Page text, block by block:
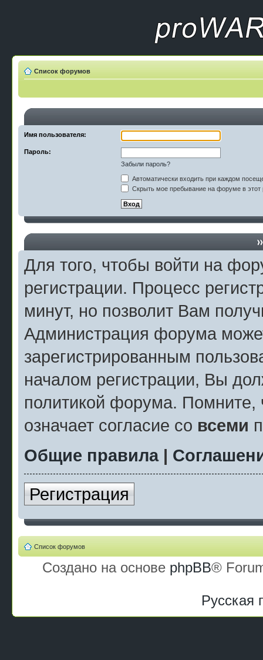
Список форумов
Имя пользователя:
Пароль:
Забыли пароль?
Автоматически входить при каждом
Скрыть мое пребывание на форуме в этот
Для того, чтобы войти на
регистрации. Процесс
минут, но позволит Вам
Администрация форума
зарегистрированным
началом регистрации, Вы
политикой форума.
означает согласие со всеми
Общие правила|
Регистрация
Список форумов
Создано на основе phpBB®
Русская